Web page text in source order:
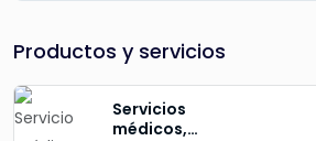
Productos y servicios
Servicios
médicos,